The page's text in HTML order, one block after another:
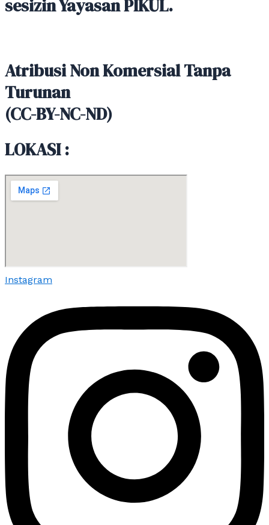
sesizin Yayasan PIKUL.
Atribusi Non Komersial Tanpa
Turunan
(CC-BY-NC-ND)
LOKASI :
Instagram